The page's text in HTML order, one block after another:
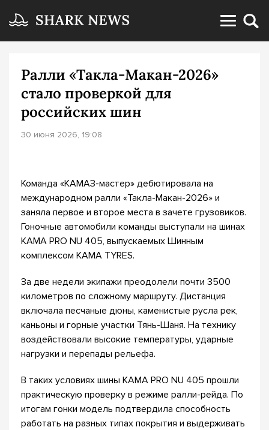
Ралли «Такла-Макан-2026»
стало проверкой для
российских шин
30 июня 2026, 19:08
Команда «КАМАЗ-мастер» дебютировала на
международном ралли «Такла-Макан-2026» и
заняла первое и второе места в зачете грузовиков.
Гоночные автомобили команды выступали на шинах
KAMA PRO NU 405, выпускаемых Шинным
комплексом KAMA TYRES.
За две недели экипажи преодолели почти 3500
километров по сложному маршруту. Дистанция
включала песчаные дюны, каменистые русла рек,
каньоны и горные участки Тянь-Шаня. На технику
воздействовали высокие температуры, ударные
нагрузки и перепады рельефа.
В таких условиях шины KAMA PRO NU 405 прошли
практическую проверку в режиме ралли-рейда. По
итогам гонки модель подтвердила способность
работать на разных типах покрытия и выдерживать